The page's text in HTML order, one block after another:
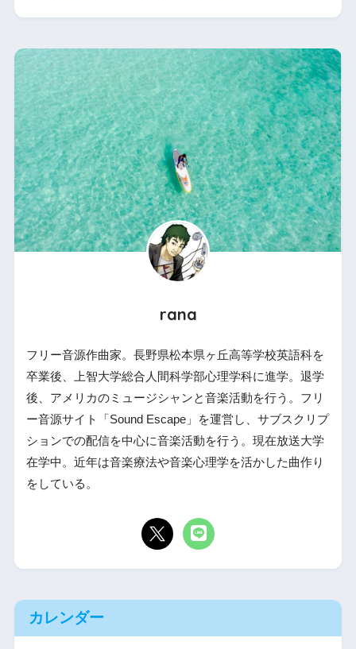
rana
フリー音源作曲家。長野県松本県ヶ丘高等学校英語科を
卒業後、上智大学総合人間科学部心理学科に進学。退学
後、アメリカのミュージシャンと音楽活動を行う。フリ
ー音源サイト「Sound Escape」を運営し、サブスクリプ
ションでの配信を中心に音楽活動を行う。現在放送大学
在学中。近年は音楽療法や音楽心理学を活かした曲作り
をしている。
カレンダー